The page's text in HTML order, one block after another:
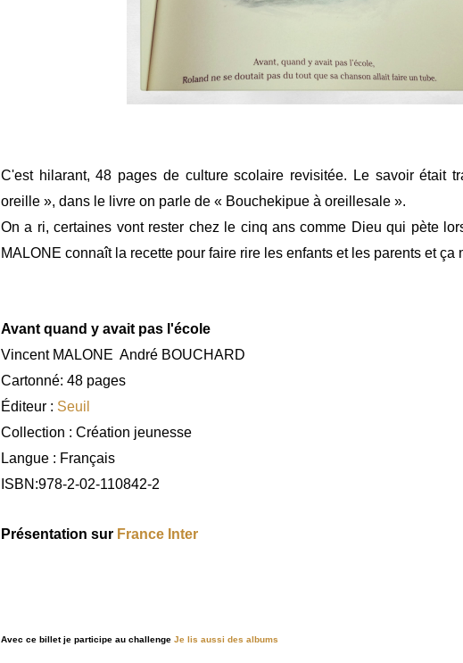
C'est hilarant, 48 pages de culture scolaire revisitée. Le savoir était
oreille », dans le livre on parle de « Bouchekipue à oreillesale ».
On a ri, certaines vont rester chez le cinq ans comme Dieu qui pète
MALONE connaît la recette pour faire rire les enfants et les parents et ça
Avant quand y avait pas l'école
Vincent MALONE André BOUCHARD
Cartonné: 48 pages
Éditeur : Seuil
Collection : Création jeunesse
Langue : Français
ISBN:978-2-02-110842-2
Présentation sur France Inter
Avec ce billet je participe au challenge Je lis aussi des albums